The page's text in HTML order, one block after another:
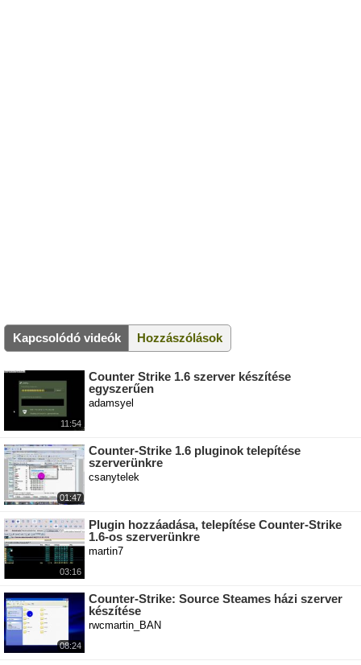
Kapcsolódó videók Hozzászólások
11:54
Counter Strike 1.6 szerver készítése
egyszerűen
adamsyel
01:47
Counter-Strike 1.6 pluginok telepítése
szerverünkre
csanytelek
03:16
Plugin hozzáadása, telepítése Counter-Strike
1.6-os szerverünkre
martin7
08:24
Counter-Strike: Source Steames házi szerver
készítése
rwcmartin_BAN